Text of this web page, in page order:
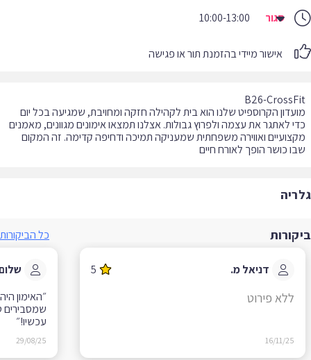
סגור 10:00-13:00
אישור מיידי בהזמנת תור או פגישה
הקרוספיט שלנו הוא בית לקהילה חזקה ומחויבת, שמגיעה בכל יום
לאתגר את עצמה ולפרוץ גבולות. אצלנו תמצאו אימונים מגוונים, מאמנים
ואווירה משפחתית שמעניקה תמיכה ודחיפה קדימה. זה המקום
כושר הופך לאורח חיים
כל הביקורות
דניאל מ. 5
ללא פירוט
16/11/25
שלום
״האימון
שמסבירים
עכשיו!״
29/08/25